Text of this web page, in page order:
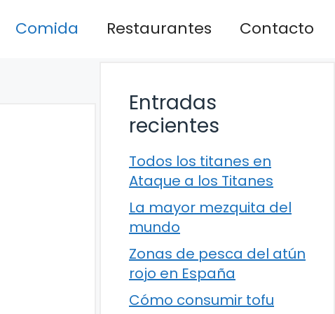
Comida Restaurantes Contacto
Entradas
recientes
Todos los titanes en
Ataque a los Titanes
La mayor mezquita del
mundo
Zonas de pesca del atún
rojo en España
Cómo consumir tofu